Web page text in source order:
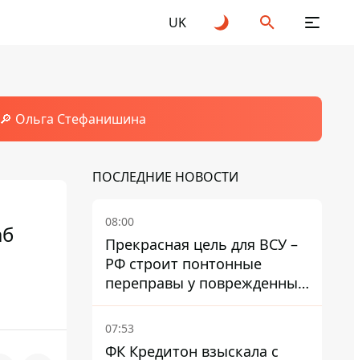
UK
🔎 Ольга Стефанишина
ПОСЛЕДНИЕ НОВОСТИ
08:00
Прекрасная цель для ВСУ –
РФ строит понтонные
переправы у поврежденных
мостов на ТОТ
07:53
ФК Кредитон взыскала с